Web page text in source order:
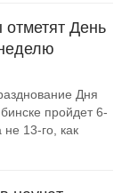
День
Дня
пройдет 6-
не 13-го, как